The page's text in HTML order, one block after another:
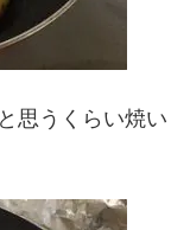
思うくらい焼い